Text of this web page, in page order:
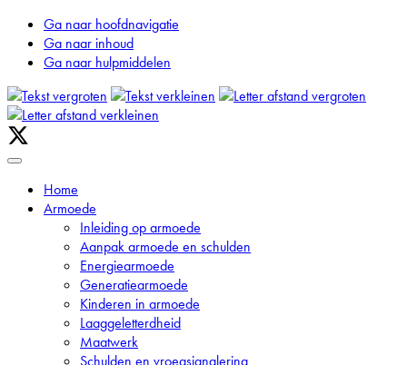
Ga naar hoofdnavigatie
Ga naar inhoud
Ga naar hulpmiddelen
Ga
Home
Armoede
Inleiding op armoede
Aanpak armoede en schulden
Energiearmoede
Generatiearmoede
Kinderen in armoede
Laaggeletterdheid
Maatwerk
Schulden en vroegsignalering